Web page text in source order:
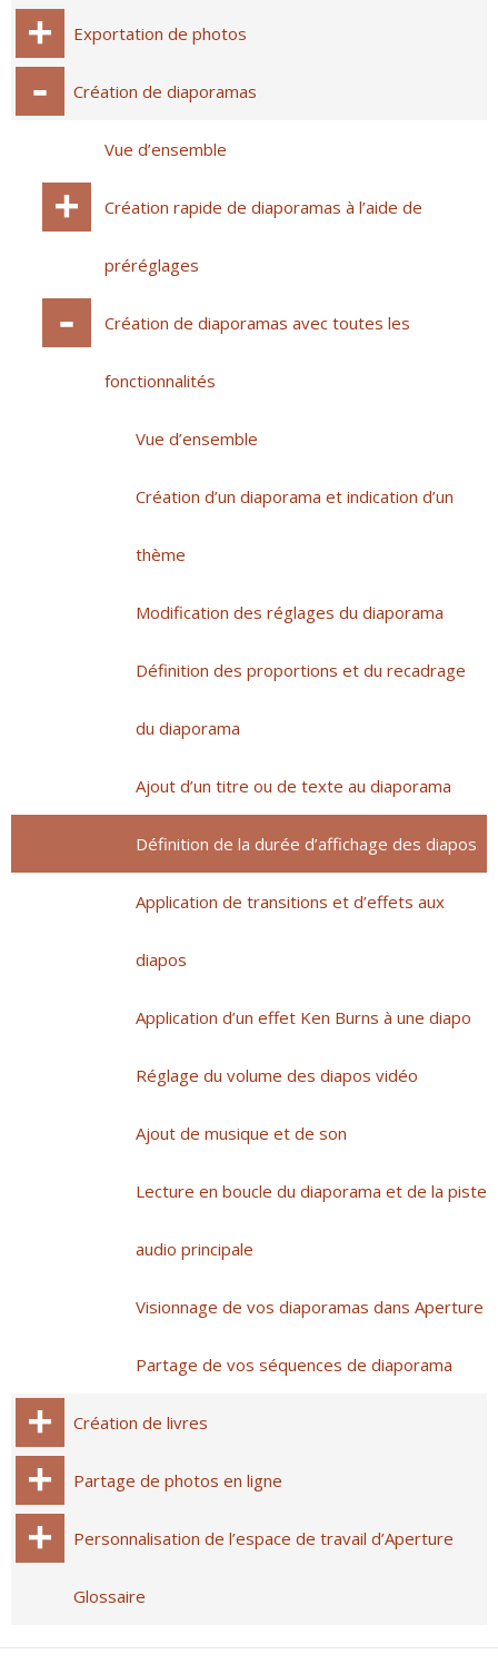
Exportation de photos
Création de diaporamas
Vue d’ensemble
Création rapide de diaporamas à l’aide de
préréglages
Création de diaporamas avec toutes les
fonctionnalités
Vue d’ensemble
Création d’un diaporama et indication d’un
thème
Modification des réglages du diaporama
Définition des proportions et du recadrage
du diaporama
Ajout d’un titre ou de texte au diaporama
Définition de la durée d’affichage des diapos
Application de transitions et d’effets aux
diapos
Application d’un effet Ken Burns à une diapo
Réglage du volume des diapos vidéo
Ajout de musique et de son
Lecture en boucle du diaporama et de la piste
audio principale
Visionnage de vos diaporamas dans Aperture
Partage de vos séquences de diaporama
Création de livres
Partage de photos en ligne
Personnalisation de l’espace de travail d’Aperture
Glossaire